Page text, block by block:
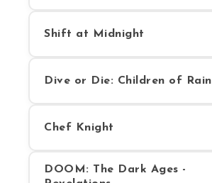
Shift at Midnight
Dive or Die: Children of Rain
Chef Knight
DOOM: The Dark Ages -